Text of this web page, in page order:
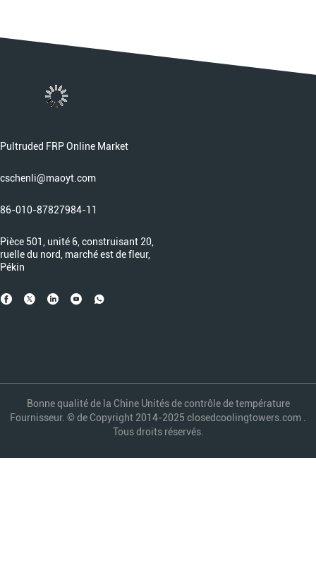
Pultruded FRP Online Market
cschenli@maoyt.com
86-010-87827984-11
Pièce 501, unité 6, construisant 20,
ruelle du nord, marché est de fleur,
Pékin
Bonne qualité de la Chine Unités de contrôle de température
Fournisseur. © de Copyright 2014-2025 closedcoolingtowers.com .
Tous droits réservés.